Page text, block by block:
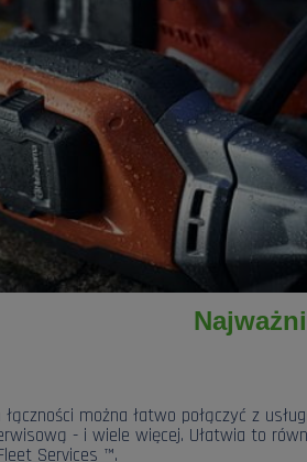
można łatwo połączyć z
- i wiele więcej. Ułatwia to
Services ™.